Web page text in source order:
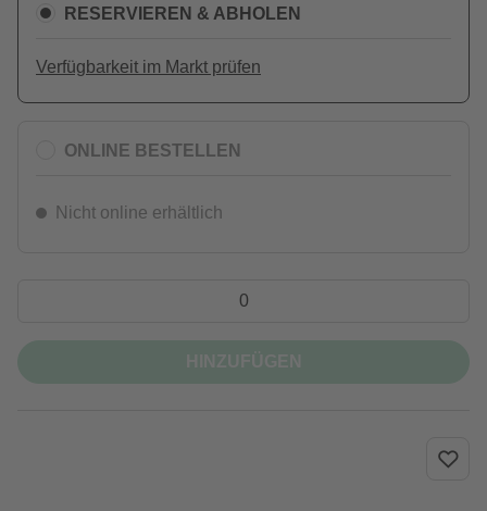
RESERVIEREN & ABHOLEN
Verfügbarkeit im Markt prüfen
ONLINE BESTELLEN
Nicht online erhältlich